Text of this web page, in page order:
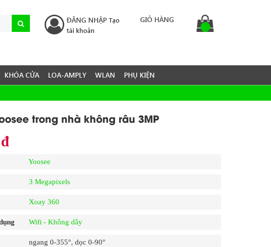
ĐĂNG NHẬP Tạo
tài khoản
GIỎ HÀNG
KHÓA CỬA LOA-AMPLY WLAN PHỤ KIỆN
trong nhà không râu 3MP
Yoosee
3 Megapixels
Xoay 360
Wifi - Không dây
ngang 0-355°, dọc 0-90°